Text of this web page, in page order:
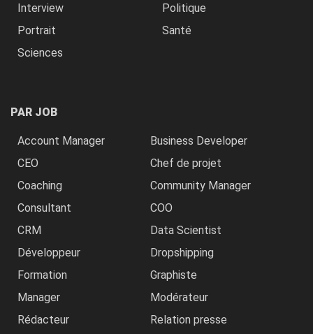
Interview
Politique
Portrait
Santé
Sciences
PAR JOB
Account Manager
Business Developer
CEO
Chef de projet
Coaching
Community Manager
Consultant
COO
CRM
Data Scientist
Développeur
Dropshipping
Formation
Graphiste
Manager
Modérateur
Rédacteur
Relation presse